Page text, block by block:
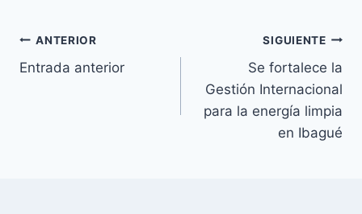
ANTERIOR
Entrada anterior
SIGUIENTE
Se fortalece la
Gestión Internacional
para la energía limpia
en Ibagué